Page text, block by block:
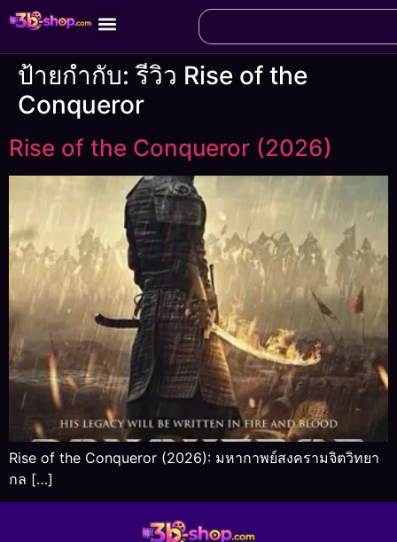
ป้ายกำกับ:รีวิว Rise of the
Conqueror
Rise of the Conqueror (2026)
Rise of the Conqueror (2026): มหากาพย์สงครามจิตวิทยา
กล […]